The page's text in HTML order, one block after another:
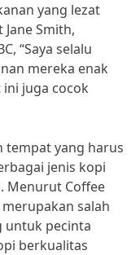
yang lezat
Smith,
“Saya selalu
mereka enak
juga cocok
tempat yang harus
jenis kopi
Menurut Coffee
merupakan salah
untuk pecinta
berkualitas